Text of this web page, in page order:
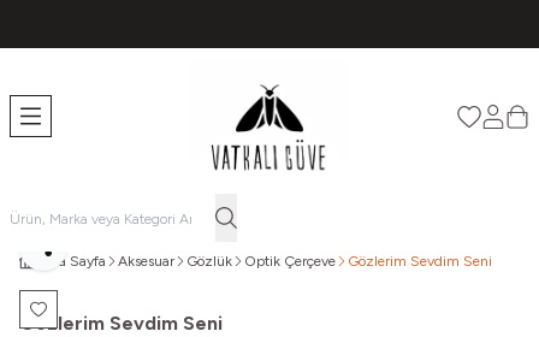
Favorilerim
Ana Sayfa Aksesuar Gözlük Optik Çerçeve Gözlerim Sevdim Seni
Favoriye Ekle
Paylaş
Gözlerim Sevdim Seni